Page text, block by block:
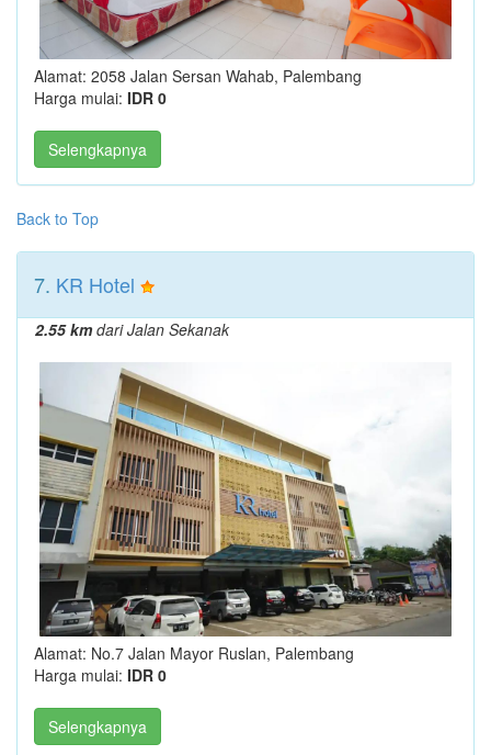
Alamat: 2058 Jalan Sersan Wahab, Palembang
Harga mulai: IDR 0
Selengkapnya
Back to Top
7. KR Hotel
2.55 kmdari Jalan Sekanak
Alamat: No.7 Jalan Mayor Ruslan, Palembang
Harga mulai: IDR 0
Selengkapnya